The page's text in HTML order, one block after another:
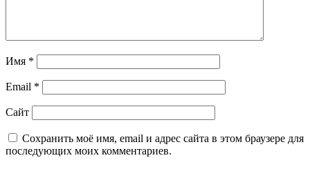
Имя *
Email *
Сайт
Сохранить моё имя, email и адрес сайта в этом браузере для
последующих моих комментариев.